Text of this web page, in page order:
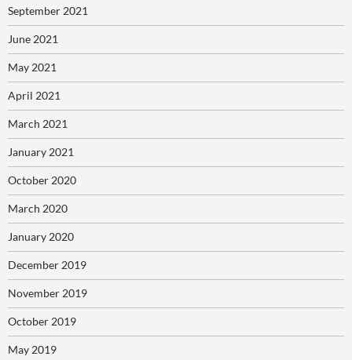
September 2021
June 2021
May 2021
April 2021
March 2021
January 2021
October 2020
March 2020
January 2020
December 2019
November 2019
October 2019
May 2019